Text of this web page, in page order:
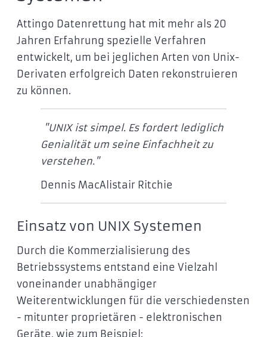
Attingo Datenrettung hat mit mehr als 20
Jahren Erfahrung spezielle Verfahren
entwickelt, um bei jeglichen Arten von Unix-
Derivaten erfolgreich Daten rekonstruieren
zu können.
"UNIX ist simpel. Es fordert lediglich
Genialität um seine Einfachheit zu
verstehen."
Dennis MacAlistair Ritchie
Einsatz von UNIX Systemen
Durch die Kommerzialisierung des
Betriebssystems entstand eine Vielzahl
voneinander unabhängiger
Weiterentwicklungen für die verschiedensten
- mitunter proprietären - elektronischen
Geräte, wie zum Beispiel: